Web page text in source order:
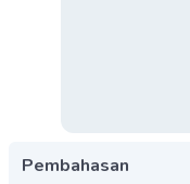
Pembahasan